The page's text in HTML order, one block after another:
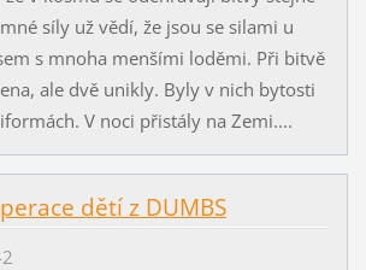
síly už vědí, že jsou se silami u
s mnoha menšími loděmi. Při bitvě
ale dvě unikly. Byly v nich bytosti
V noci přistály na Zemi....
dětí z DUMBS